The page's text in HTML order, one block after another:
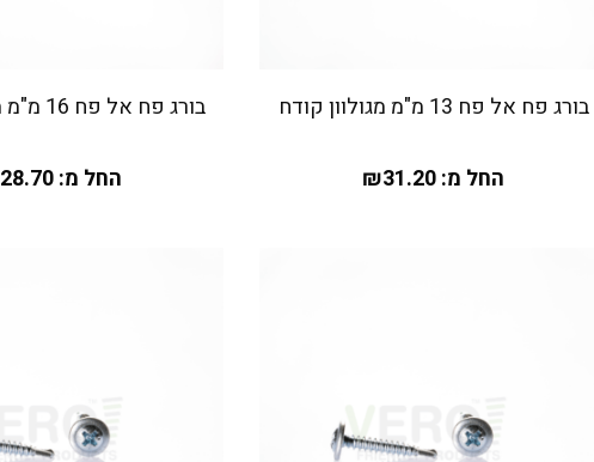
בורג פח אל פח 13 מ"מ מגולוון קודח
החל מ: ₪31.20
בורג פח אל פח 16 מ"מ מגולוון קודח
החל מ:28.70